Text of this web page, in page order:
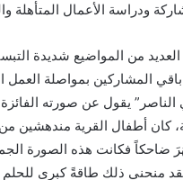
ودراسة الأعمال المتأهلة
من المواضيع شديدة
باقي المشاركين بمواصلة
يقول عن صورته
كان أطفال القرية مندهشين
ضاحكاً فكانت هذه الصورة
منحني ذلك طاقةً كبرى للحلم